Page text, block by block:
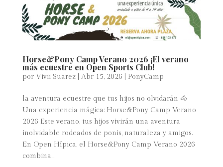
Horse&Pony Camp Verano 2026 ¡El verano
más ecuestre en Open Sports Club!
por Vivii Suarez| Abr 15, 2026 PonyCamp
la aventura ecuestre que tus hijos no olvidarán 🐴
Una experiencia mágica: Horse&Pony Camp Verano
2026 Este verano, tus hijos vivirán una aventura
inolvidable rodeados de ponis, naturaleza y amigos.
En Open Hípica, el Horse&Pony Camp Verano 2026
combina...